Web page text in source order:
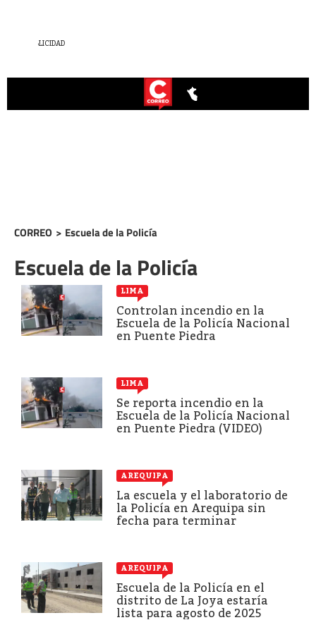
CORREO > Escuela de la Policía
Escuela de la Policía
LIMA
Controlan incendio en la
Escuela de la Policía Nacional
en Puente Piedra
LIMA
Se reporta incendio en la
Escuela de la Policía Nacional
en Puente Piedra (VIDEO)
AREQUIPA
La escuela y el laboratorio de
la Policía en Arequipa sin
fecha para terminar
AREQUIPA
Escuela de la Policía en el
distrito de La Joya estaría
lista para agosto de 2025